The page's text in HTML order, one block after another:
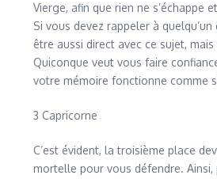
Vierge, afin que rien ne s’échappe
Si vous devez rappeler à
être aussi direct avec ce sujet,
Quiconque veut vous faire
votre mémoire fonctionne comme
3 Capricorne
C’est évident, la troisième place
mortelle pour vous défendre.